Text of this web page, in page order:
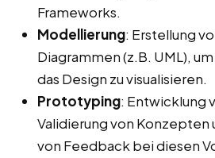
Frameworks.
Modellierung: Erstellung
Diagrammen (z.B. UML),
das Design zu visualisieren.
Prototyping: Entwicklung
Validierung von Konzepten
von Feedback bei diesen